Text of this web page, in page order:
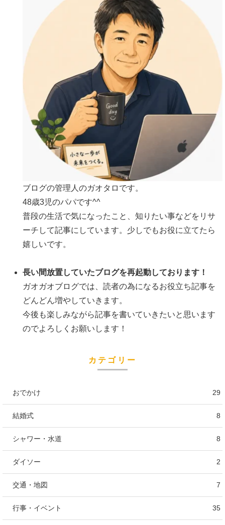
ブログの管理人のガオタロです。
48歳3児のパパです^^
普段の生活で気になったこと、知りたい事などをリサ
ーチして記事にしています。少しでもお役に立てたら
嬉しいです。
長い間放置していたブログを再起動しております！
ガオガオブログでは、読者の為になるお役立ち記事を
どんどん増やしていきます。
今後も楽しみながら記事を書いていきたいと思います
のでよろしくお願いします！
カテゴリー
おでかけ 29
結婚式 8
シャワー・水道 8
ダイソー 2
交通・地図 7
行事・イベント 35